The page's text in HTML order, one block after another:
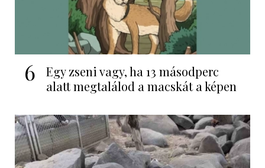
6
Egy zseni vagy, ha 13 másodperc
alatt megtalálod a macskát a képen